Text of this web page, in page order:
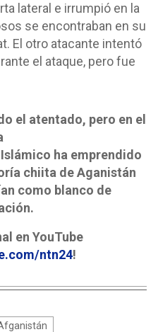
lateral e irrumpió en la
se encontraban en su
El otro atacante intentó
el ataque, pero fue
el atentado, pero en el
ha emprendido
chiita de Aganistán
como blanco de
en YouTube
ntn24!